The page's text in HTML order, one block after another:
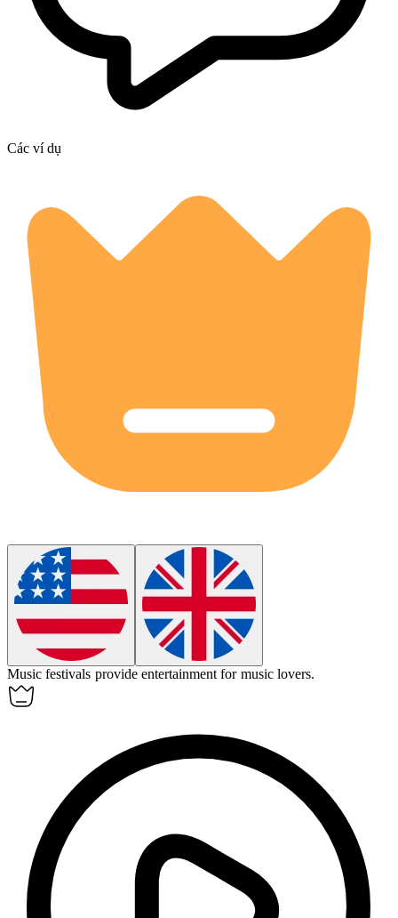
Các ví dụ
Music festivals provide entertainment for music lovers.